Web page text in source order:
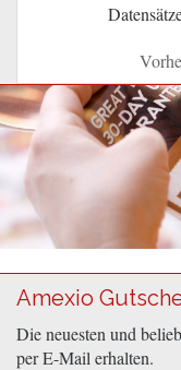
Amexio
Die neuesten und
per E-Mail erhalten.